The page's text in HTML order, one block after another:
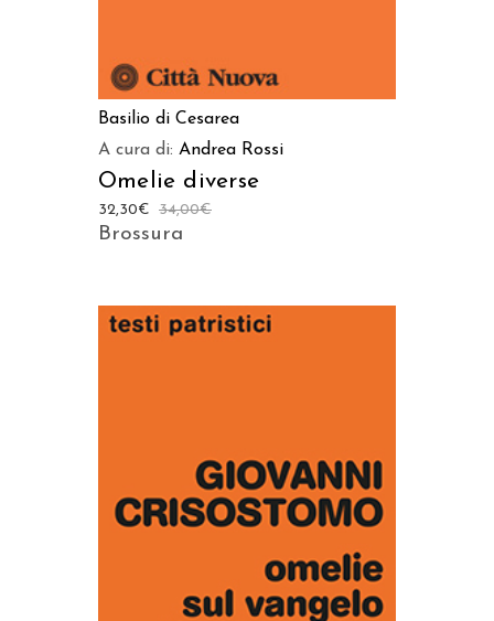
Basilio di Cesarea
A cura di: Andrea Rossi
Omelie diverse
34,00€
32,30€
Brossura
AGGIUNGI AL CARRELLO